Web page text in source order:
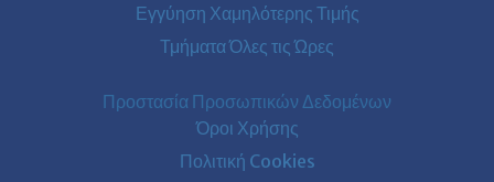
Εγγύηση Χαμηλότερης Τιμής
Τμήματα Όλες τις Ώρες
Προστασία Προσωπικών Δεδομένων
Όροι Χρήσης
Πολιτική Cookies